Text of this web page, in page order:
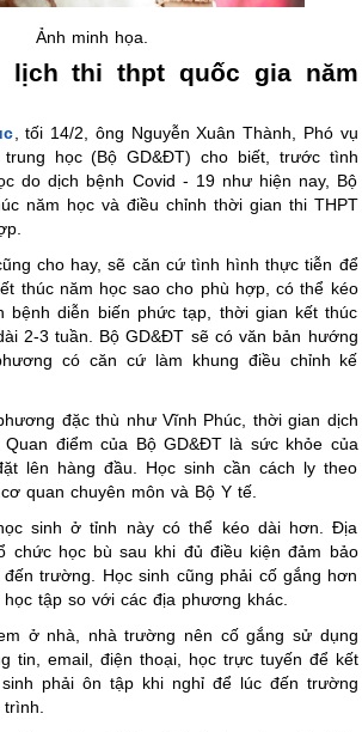
Ảnh minh họa.
lịch thi thpt quốc gia năm
, tối 14/2, ông Nguyễn Xuân Thành, Phó vụ
học (Bộ GD&ÐT) cho biết, trước tình
do dịch bệnh Covid - 19 như hiện nay, Bộ
năm học và điều chỉnh thời gian thi THPT
cho hay, sẽ căn cứ tình hình thực tiễn để
thúc năm học sao cho phù hợp, có thể kéo
bệnh diễn biến phức tạp, thời gian kết thúc
2-3 tuần. Bộ GD&ĐT sẽ có văn bản hướng
có căn cứ làm khung điều chỉnh kế
đặc thù như Vĩnh Phúc, thời gian dịch
điểm của Bộ GD&ĐT là sức khỏe của
lên hàng đầu. Học sinh cần cách ly theo
quan chuyên môn và Bộ Y tế.
sinh ở tỉnh này có thể kéo dài hơn. Địa
chức học bù sau khi đủ điều kiện đảm bảo
trường. Học sinh cũng phải cố gắng hơn
tập so với các địa phương khác.
ở nhà, nhà trường nên cố gắng sử dụng
tin, email, điện thoại, học trực tuyến để kết
phải ôn tập khi nghỉ để lúc đến trường
trình.